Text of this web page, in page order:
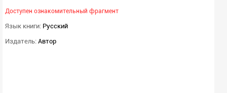
Доступен ознакомительный фрагмент
Язык книги: Русский
Издатель: Автор